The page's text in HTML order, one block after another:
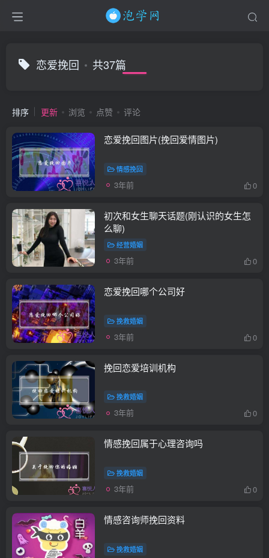
恋爱挽回 共37篇
排序 更新 浏览 点赞 评论
恋爱挽回图片(挽回爱情图片)
情感挽回
3年前 0
初次和女生聊天话题(刚认识的女生怎
么聊)
经营婚姻
3年前 0
恋爱挽回哪个公司好
挽救婚姻
3年前 0
挽回恋爱培训机构
挽救婚姻
3年前 0
情感挽回属于心理咨询吗
挽救婚姻
3年前 0
情感咨询师挽回资料
挽救婚姻